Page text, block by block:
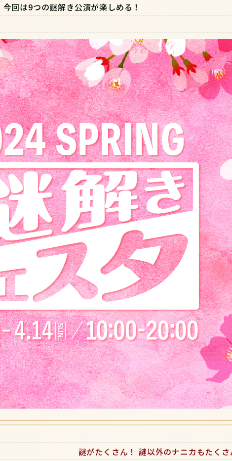
今回は9つの謎解き公演が楽しめる！
謎がたくさん！ 謎以外のナニカもたく